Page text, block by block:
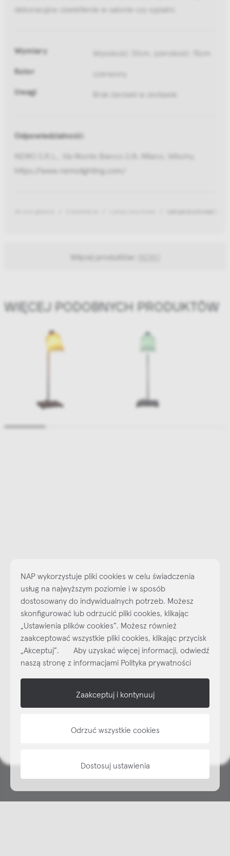
dekoracyjne oświetlenie w salonie czy sypialni.
Wymiary Wysokość: 51cm, szerokość: 15cm
Kolor czerwony
Uwagi Brak żarówki w zestawie
Odpowiedzialność:
NEMO S.R.L., Via Monte Bianco 2/A, Milano, Włochy,
https://www.nemolighting.com/
Więcej produktów:
WIĘCEJ PODOBNYCH PRODUKTÓW
Najlepsze inspiracje i promocje na wyciągnięcie ręki, zapisz się już
dzisiaj do naszego cyklicznego newslettera!
Subskrybuj NEWSLETTER
shop online
NAP wykorzystuje pliki cookies w celu świadczenia
usług na najwyższym poziomie i w sposób
dostosowany do indywidualnych potrzeb. Możesz
skonfigurować lub odrzucić pliki cookies, klikając
„Ustawienia plików cookies”. Możesz również
zaakceptować wszystkie pliki cookies, klikając przycisk
„Akceptuj”. Aby uzyskać więcej informacji, odwiedź
naszą stronę z informacjami Polityka prywatności
Zaakceptuj i kontynuuj
Odrzuć wszystkie cookies
Dostosuj ustawienia